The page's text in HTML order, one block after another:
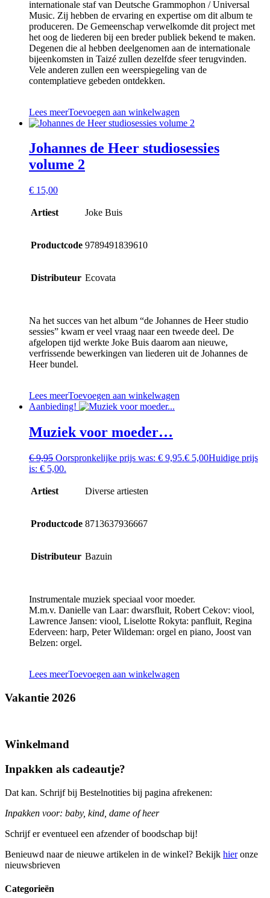
internationale staf van Deutsche Grammophon / Universal
Music. Zij hebben de ervaring en expertise om dit album te
produceren. De Gemeenschap verwelkomde dit project met
het oog de liederen bij een breder publiek bekend te maken.
Degenen die al hebben deelgenomen aan de internationale
bijeenkomsten in Taizé zullen dezelfde sfeer terugvinden.
Vele anderen zullen een weerspiegeling van de
contemplatieve gebeden ontdekken.
Lees meerToevoegen aan winkelwagen
Johannes de Heer studiosessies
volume 2
€ 15,00
Artiest Joke Buis
Productcode 9789491839610
Distributeur Ecovata
Na het succes van het album “de Johannes de Heer studio
sessies” kwam er veel vraag naar een tweede deel. De
afgelopen tijd werkte Joke Buis daarom aan nieuwe,
verfrissende bewerkingen van liederen uit de Johannes de
Heer bundel.
Lees meerToevoegen aan winkelwagen
Aanbieding!
Muziek voor moeder…
€9,95 Oorspronkelijke prijs was: € 9,95.€ 5,00Huidige prijs
is: € 5,00.
Artiest Diverse artiesten
Productcode 8713637936667
Distributeur Bazuin
Instrumentale muziek speciaal voor moeder.
M.m.v. Danielle van Laar: dwarsfluit, Robert Cekov: viool,
Lawrence Jansen: viool, Liselotte Rokyta: panfluit, Regina
Ederveen: harp, Peter Wildeman: orgel en piano, Joost van
Belzen: orgel.
Lees meerToevoegen aan winkelwagen
Vakantie 2026
Winkelmand
Inpakken als cadeautje?
Dat kan. Schrijf bij Bestelnotities bij pagina afrekenen:
Inpakken voor: baby, kind, dame of heer
Schrijf er eventueel een afzender of boodschap bij!
Benieuwd naar de nieuwe artikelen in de winkel? Bekijk hieronze
nieuwsbrieven
Categorieën